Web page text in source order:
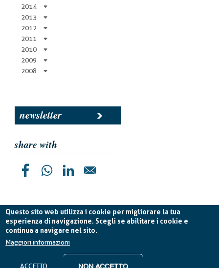
Questo sito web utilizza i cookie per migliorare la tua
esperienza di navigazione. Scegli se abilitare i cookie e
continua a navigare nel sito.
Maggiori informazioni
ACCETTO NON ACCETTO
2014
2013
2012
2011
2010
2009
2008
newsletter
share with
Planetek Italia s.r.l. P. IVA 04555490723 -
Cookie Policy-Privacy Policy